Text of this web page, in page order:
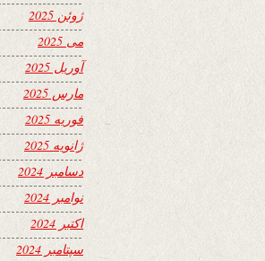
ژوئن 2025
می 2025
آوریل 2025
مارس 2025
فوریه 2025
ژانویه 2025
دسامبر 2024
نوامبر 2024
اکتبر 2024
سپتامبر 2024